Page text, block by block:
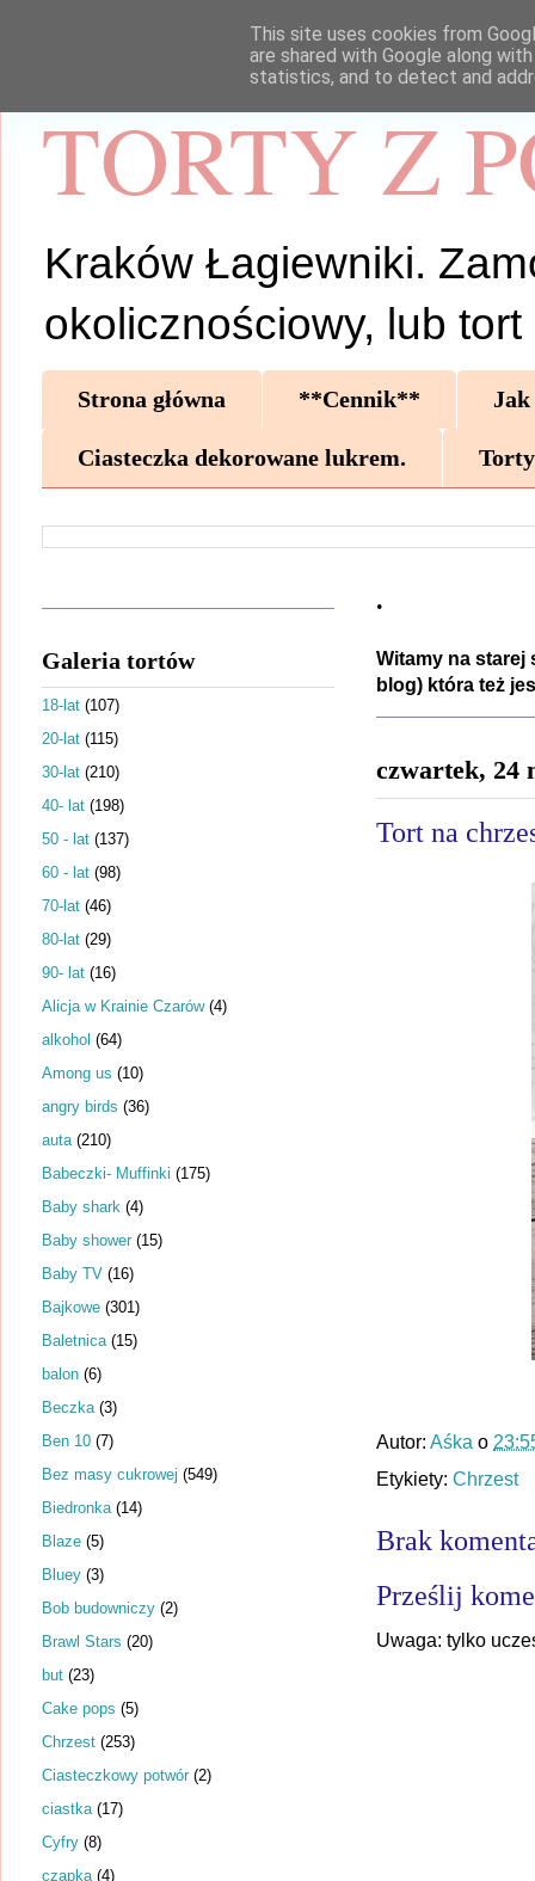
TORTY Z
Kraków Łagiewniki.
okolicznościowy, lub tort
Strona główna **Cennik** Jak
Ciasteczka dekorowane lukrem.
.
Witamy na starej
blog) która też
czwartek, 24
Tort na
Autor: Aśka o
Etykiety: Chrzest
Brak
Prześlij
Uwaga: tylko
Galeria tortów
18-lat (107)
20-lat (115)
30-lat (210)
40- lat (198)
50 - lat (137)
60 - lat (98)
70-lat (46)
80-lat (29)
90- lat (16)
Alicja w Krainie Czarów (4)
alkohol (64)
Among us (10)
angry birds (36)
auta (210)
Babeczki- Muffinki (175)
Baby shark (4)
Baby shower (15)
Baby TV (16)
Bajkowe (301)
Baletnica (15)
balon (6)
Beczka (3)
Ben 10 (7)
Bez masy cukrowej (549)
Biedronka (14)
Blaze (5)
Bluey (3)
Bob budowniczy (2)
Brawl Stars (20)
but (23)
Cake pops (5)
Chrzest (253)
Ciasteczkowy potwór (2)
ciastka (17)
Cyfry (8)
czapka (4)
This site uses cookies from
are shared with Google along
statistics, and to detect and